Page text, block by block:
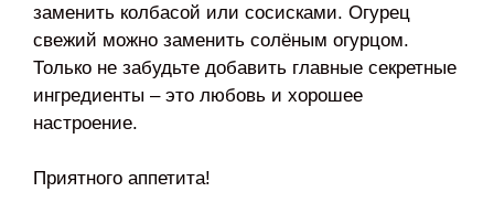
заменить колбасой или сосисками. Огурец
свежий можно заменить солёным огурцом.
Только не забудьте добавить главные секретные
ингредиенты – это любовь и хорошее
настроение.
Приятного аппетита!